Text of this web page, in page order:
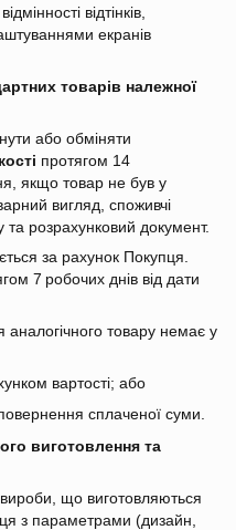
відтінків,
екранів
товарів належної
або обміняти
протягом 14
якщо товар не був у
вигляд, споживчі
та розрахунковий документ.
за рахунок Покупця.
7 робочих днів від дати
товару немає у
вартості; або
сплаченої суми.
виготовлення та
що виготовляються
з параметрами (дизайн,